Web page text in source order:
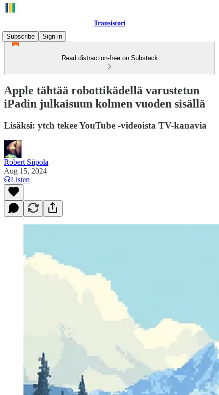
Transistori
Subscribe
Sign in
Read distraction-free on Substack
Apple tähtää robottikädellä varustetun
iPadin julkaisuun kolmen vuoden sisällä
Lisäksi: ytch tekee YouTube -videoista TV-kanavia
Robert Siipola
Aug 15, 2024
Listen